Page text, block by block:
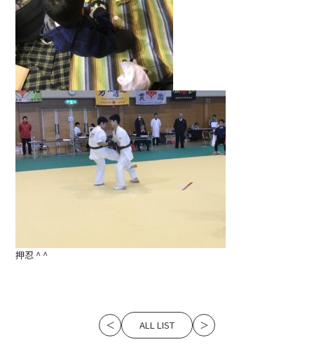
押忍 ^ ^
＜ ALL LIST ＞